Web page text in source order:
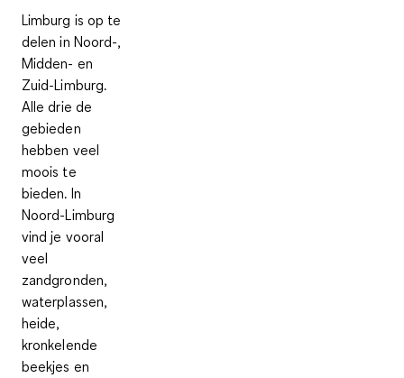
Limburg is op te
delen in Noord-,
Midden- en
Zuid-Limburg.
Alle drie de
gebieden
hebben veel
moois te
bieden. In
Noord-Limburg
vind je vooral
veel
zandgronden,
waterplassen,
heide,
kronkelende
beekjes en